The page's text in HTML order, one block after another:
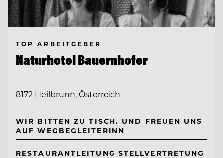
TOP ARBEITGEBER
Naturhotel Bauernhofer
8172 Heilbrunn, Österreich
WIR BITTEN ZU TISCH. UND FREUEN UNS
AUF WEGBEGLEITERINN
RESTAURANTLEITUNG STELLVERTRETUNG